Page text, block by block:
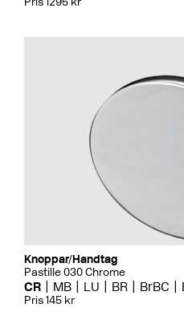
Knoppar/Handtag
Pastille 030 Chrome
CR MB LU BR BrBC
Pris 145 kr